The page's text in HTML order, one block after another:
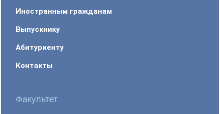
Иностранным гражданам
Выпускнику
Абитуриенту
Контакты
Факультет